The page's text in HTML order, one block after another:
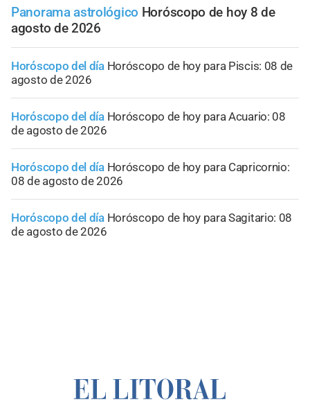
Panorama astrológico Horóscopo de hoy 8 de
agosto de 2026
Horóscopo del día Horóscopo de hoy para Piscis: 08 de
agosto de 2026
Horóscopo del día Horóscopo de hoy para Acuario: 08
de agosto de 2026
Horóscopo del día Horóscopo de hoy para Capricornio:
08 de agosto de 2026
Horóscopo del día Horóscopo de hoy para Sagitario: 08
de agosto de 2026